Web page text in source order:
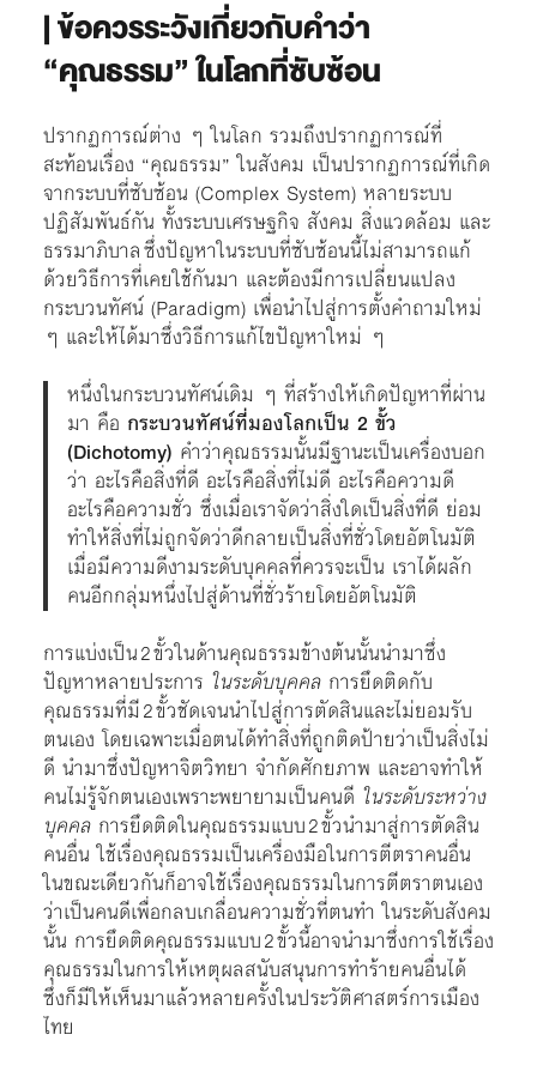
| ข้อควรระวังเกี่ยวกับคำว่า
“คุณธรรม” ในโลกที่ซับซ้อน
ปรากฏการณ์ต่าง ๆ ในโลก รวมถึงปรากฏการณ์ที่
สะท้อนเรื่อง “คุณธรรม” ในสังคม เป็นปรากฏการณ์ที่เกิด
จากระบบที่ซับซ้อน (Complex System) หลายระบบ
ปฏิสัมพันธ์กัน ทั้งระบบเศรษฐกิจ สังคม สิ่งแวดล้อม และ
ธรรมาภิบาล ซึ่งปัญหาในระบบที่ซับซ้อนนี้ไม่สามารถแก้
ด้วยวิธีการที่เคยใช้กันมา และต้องมีการเปลี่ยนแปลง
กระบวนทัศน์ (Paradigm) เพื่อนำไปสู่การตั้งคำถามใหม่
ๆ และให้ได้มาซึ่งวิธีการแก้ไขปัญหาใหม่ ๆ
หนึ่งในกระบวนทัศน์เดิม ๆ ที่สร้างให้เกิดปัญหาที่ผ่าน
มา คือ กระบวนทัศน์ที่มองโลกเป็น 2 ขั้ว
(Dichotomy) คำว่าคุณธรรมนั้นมีฐานะเป็นเครื่องบอก
ว่า อะไรคือสิ่งที่ดี อะไรคือสิ่งที่ไม่ดี อะไรคือความดี
อะไรคือความชั่ว ซึ่งเมื่อเราจัดว่าสิ่งใดเป็นสิ่งที่ดี ย่อม
ทำให้สิ่งที่ไม่ถูกจัดว่าดีกลายเป็นสิ่งที่ชั่วโดยอัตโนมัติ
เมื่อมีความดีงามระดับบุคคลที่ควรจะเป็น เราได้ผลัก
คนอีกกลุ่มหนึ่งไปสู่ด้านที่ชั่วร้ายโดยอัตโนมัติ
การแบ่งเป็น 2 ขั้วในด้านคุณธรรมข้างต้นนั้นนำมาซึ่ง
ปัญหาหลายประการ ในระดับบุคคลการยึดติดกับ
คุณธรรมที่มี 2 ขั้วชัดเจนนำไปสู่การตัดสินและไม่ยอมรับ
ตนเอง โดยเฉพาะเมื่อตนได้ทำสิ่งที่ถูกติดป้ายว่าเป็นสิ่งไม่
ดี นำมาซึ่งปัญหาจิตวิทยา จำกัดศักยภาพ และอาจทำให้
คนไม่รู้จักตนเองเพราะพยายามเป็นคนดี ในระดับระหว่าง
บุคคลการยึดติดในคุณธรรมแบบ 2 ขั้วนำมาสู่การตัดสิน
คนอื่น ใช้เรื่องคุณธรรมเป็นเครื่องมือในการตีตราคนอื่น
ในขณะเดียวกันก็อาจใช้เรื่องคุณธรรมในการตีตราตนเอง
ว่าเป็นคนดีเพื่อกลบเกลื่อนความชั่วที่ตนทำ ในระดับสังคม
นั้น การยึดติดคุณธรรมแบบ 2 ขั้วนี้อาจนำมาซึ่งการใช้เรื่อง
คุณธรรมในการให้เหตุผลสนับสนุนการทำร้ายคนอื่นได้
ซึ่งก็มีให้เห็นมาแล้วหลายครั้งในประวัติศาสตร์การเมือง
ไทย